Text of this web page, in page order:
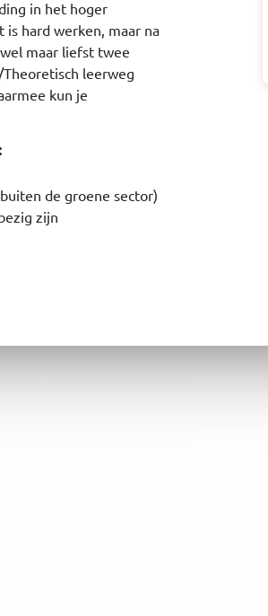
in het hoger
hard werken, maar na
maar liefst twee
leerweg
kun je
de groene sector)
zijn